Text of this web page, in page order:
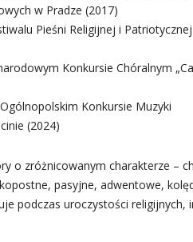
w Pradze (2017)
Pieśni Religijnej i Patriotycznej
Konkursie Chóralnym
Konkursie Muzyki
(2024)
o zróżnicowanym charakterze –
pasyjne, adwentowe,
podczas uroczystości religijnych,